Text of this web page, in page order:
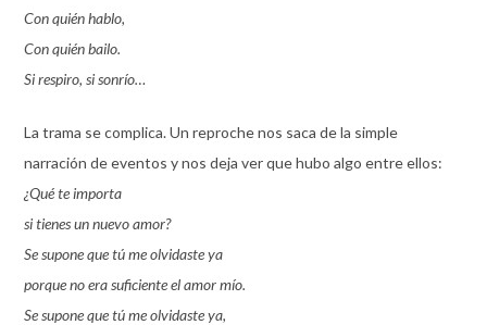
Con quién hablo,
Con quién bailo.
Si respiro, si sonrío…
La trama se complica. Un reproche nos saca de la simple
narración de eventos y nos deja ver que hubo algo entre ellos:
¿Qué te importa
si tienes un nuevo amor?
Se supone que tú me olvidaste ya
porque no era suficiente el amor mío.
Se supone que tú me olvidaste ya,